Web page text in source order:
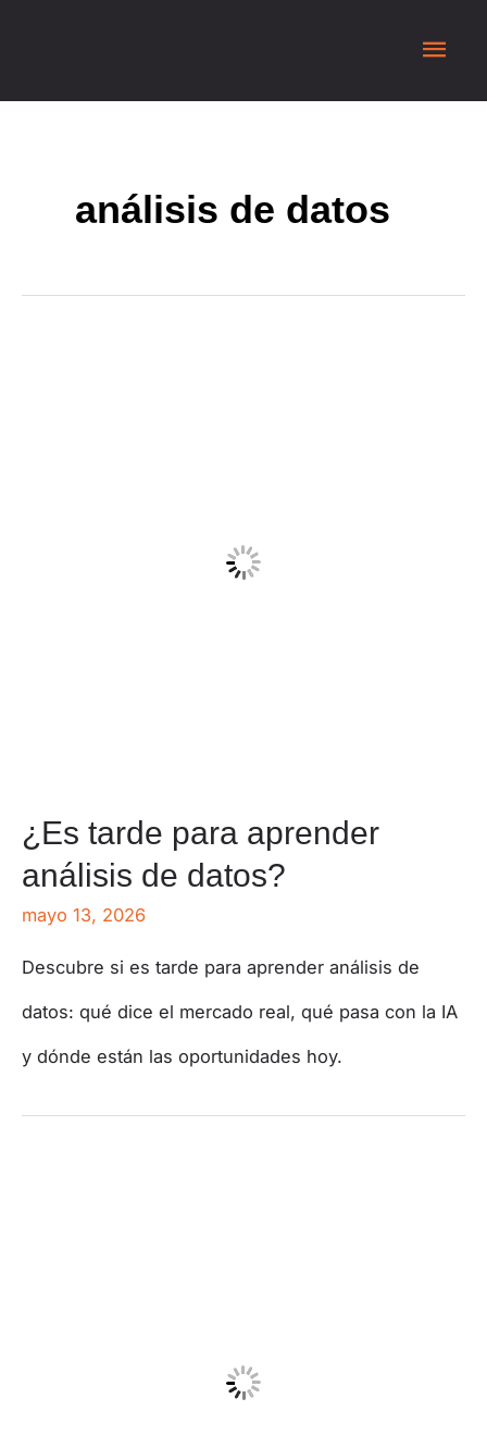
análisis de datos
¿Es tarde para aprender
análisis de datos?
mayo 13, 2026
Descubre si es tarde para aprender análisis de
datos: qué dice el mercado real, qué pasa con la IA
y dónde están las oportunidades hoy.